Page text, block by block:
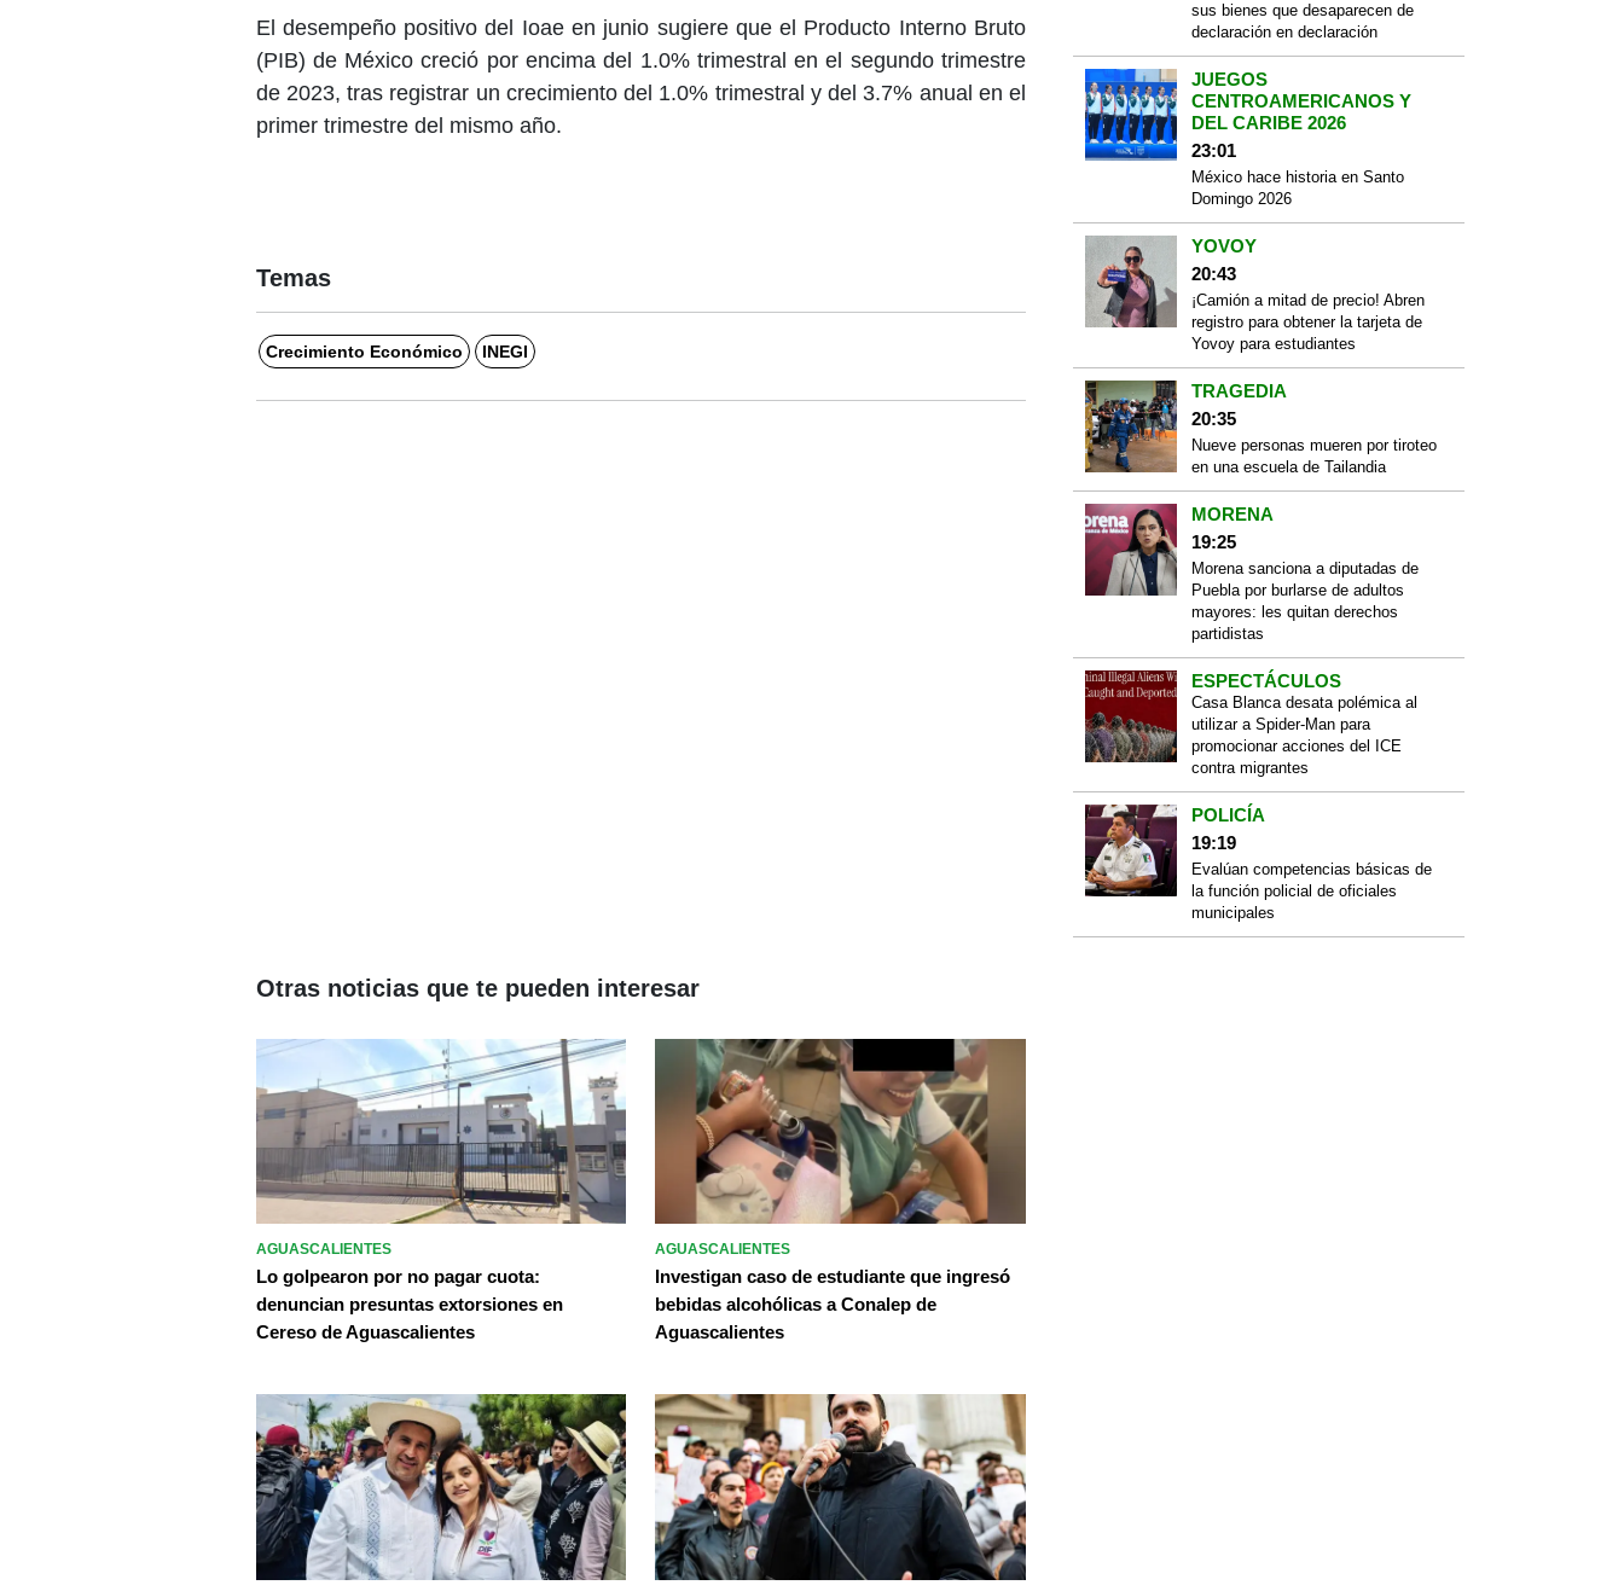
El desempeño positivo del Ioae en junio sugiere que el Producto Interno Bruto
(PIB) de México creció por encima del 1.0% trimestral en el segundo trimestre
de 2023, tras registrar un crecimiento del 1.0% trimestral y del 3.7% anual en el
primer trimestre del mismo año.
Temas
Crecimiento Económico INEGI
sus bienes que desaparecen de
declaración en declaración
JUEGOS
CENTROAMERICANOS Y
DEL CARIBE 2026
23:01
México hace historia en Santo
Domingo 2026
YOVOY
20:43
¡Camión a mitad de precio! Abren
registro para obtener la tarjeta de
Yovoy para estudiantes
TRAGEDIA
20:35
Nueve personas mueren por tiroteo
en una escuela de Tailandia
MORENA
19:25
Morena sanciona a diputadas de
Puebla por burlarse de adultos
mayores: les quitan derechos
partidistas
ESPECTÁCULOS
Casa Blanca desata polémica al
utilizar a Spider-Man para
promocionar acciones del ICE
contra migrantes
POLICÍA
19:19
Evalúan competencias básicas de
la función policial de oficiales
municipales
Otras noticias que te pueden interesar
AGUASCALIENTES
Lo golpearon por no pagar cuota:
denuncian presuntas extorsiones en
Cereso de Aguascalientes
AGUASCALIENTES
Investigan caso de estudiante que ingresó
bebidas alcohólicas a Conalep de
Aguascalientes